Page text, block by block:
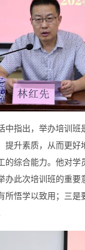
中指出，举办培训班
提升素质，从而更好
的综合能力。他对学
办此次培训班的重要
所悟学以致用；三是